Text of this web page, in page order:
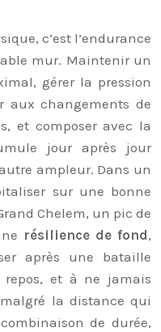
c’est l’endurance
mur. Maintenir un
gérer la pression
aux changements de
et composer avec la
jour après jour
ampleur. Dans un
sur une bonne
Chelem, un pic de
résilience de fond,
après une bataille
et à ne jamais
la distance qui
de durée,